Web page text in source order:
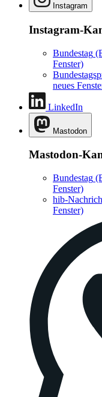
Instagram
Instagram-
Bundestag
Fenster)
neues
LinkedIn
Mastodon
Mastodon-
Bundestag
Fenster)
hib-
Fenster)